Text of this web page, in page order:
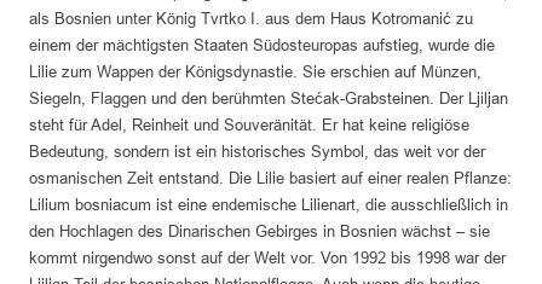
als Bosnien unter König Tvrtko I. aus dem Haus Kotromanić zu
einem der mächtigsten Staaten Südosteuropas aufstieg, wurde die
Lilie zum Wappen der Königsdynastie. Sie erschien auf Münzen,
Siegeln, Flaggen und den berühmten Stećak-Grabsteinen. Der Ljiljan
steht für Adel, Reinheit und Souveränität. Er hat keine religiöse
Bedeutung, sondern ist ein historisches Symbol, das weit vor der
osmanischen Zeit entstand. Die Lilie basiert auf einer realen Pflanze:
Lilium bosniacum ist eine endemische Lilienart, die ausschließlich in
den Hochlagen des Dinarischen Gebirges in Bosnien wächst – sie
kommt nirgendwo sonst auf der Welt vor. Von 1992 bis 1998 war der